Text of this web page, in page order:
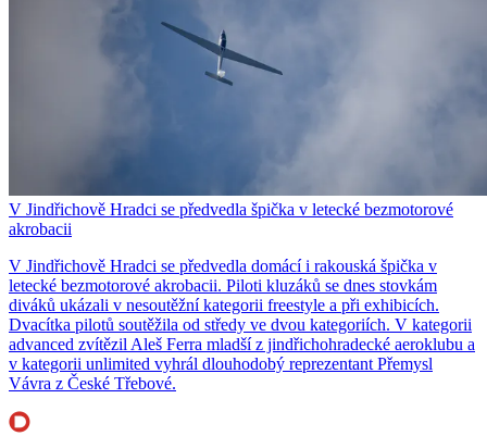
V Jindřichově Hradci se předvedla špička v letecké bezmotorové
akrobacii
V Jindřichově Hradci se předvedla domácí i rakouská špička v
letecké bezmotorové akrobacii. Piloti kluzáků se dnes stovkám
diváků ukázali v nesoutěžní kategorii freestyle a při exhibicích.
Dvacítka pilotů soutěžila od středy ve dvou kategoriích. V kategorii
advanced zvítězil Aleš Ferra mladší z jindřichohradecké aeroklubu a
v kategorii unlimited vyhrál dlouhodobý reprezentant Přemysl
Vávra z České Třebové.